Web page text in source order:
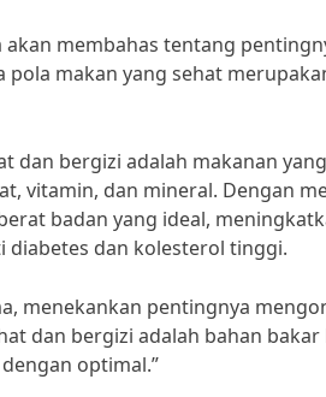
membahas tentang
pola makan yang sehat
dan bergizi adalah makanan
vitamin, dan mineral. Dengan
badan yang ideal,
dan kolesterol tinggi.
menekankan pentingnya
dan bergizi adalah bahan
optimal.”